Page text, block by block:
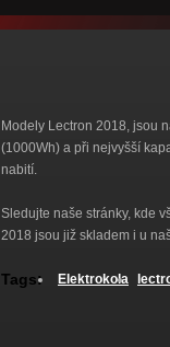
Modely Lectron 2018, jsou
(1000Wh) a při nejvyšší
nabití.
Sledujte naše stránky, kde
2018 jsou již skladem i u
Tags: Elektrokola